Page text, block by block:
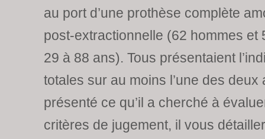
au port d’une prothèse complète
post-extractionnelle (62 hommes et
29 à 88 ans). Tous présentaient
totales sur au moins l’une des
présenté ce qu’il a cherché à
critères de jugement, il vous